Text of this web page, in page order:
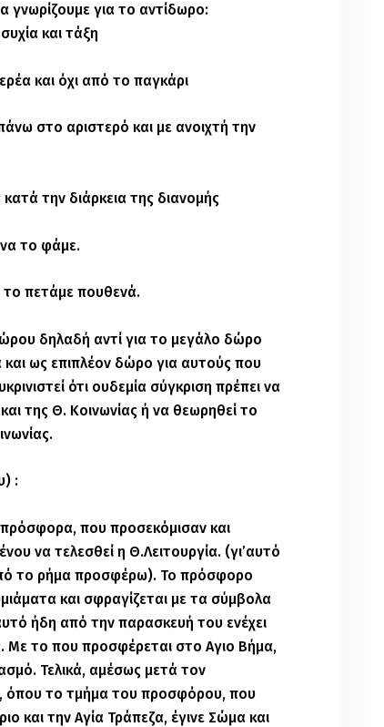
γνωρίζουμε για το αντίδωρο:
και τάξη
και όχι από το παγκάρι
στο αριστερό και με ανοιχτή την
την διάρκεια της διανομής
να το φάμε.
το πετάμε πουθενά.
δηλαδή αντί για το μεγάλο δώρο
και ως επιπλέον δώρο για αυτούς που
ότι ουδεμία σύγκριση πρέπει να
της Θ. Κοινωνίας ή να θεωρηθεί το
:
που προσεκόμισαν και
να τελεσθεί η Θ.Λειτουργία. (γι’αυτό
το ρήμα προσφέρω). Το πρόσφορο
και σφραγίζεται με τα σύμβολα
ήδη από την παρασκευή του ενέχει
Με το που προσφέρεται στο Αγιο Βήμα,
Τελικά, αμέσως μετά τον
όπου το τμήμα του προσφόρου, που
και την Αγία Τράπεζα, έγινε Σώμα και